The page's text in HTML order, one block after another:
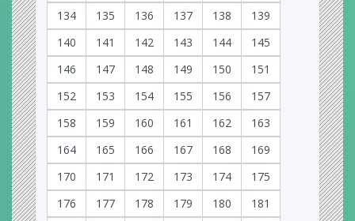
134
135 136 137 138
139
140
141 142 143 144
145
146
147 148 149 150
151
152
153 154 155 156
157
158
159 160 161 162
163
164
165 166 167 168
169
170
171 172 173 174
175
176
177 178 179 180
181